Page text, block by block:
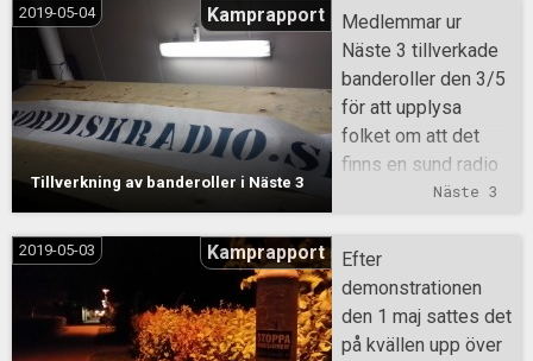
länge det finns
nordbor som är
villiga att kämpa för
ett starkt och enat
Norden. Skicka in
din ansökan redan
agare och flera
hundra till av
Motståndsrörelsens
banderoller. Ansök
du också!
Tillverkning av banderoller i Näste 3
2019-05-04 Kamprapport
Medlemmar ur
Näste 3 tillverkade
banderoller den 3/5
för att upplysa
folket om att det
finns en sund radio
Näste 3
2019-05-03 Kamprapport
Efter
demonstrationen
den 1 maj sattes det
på kvällen upp över